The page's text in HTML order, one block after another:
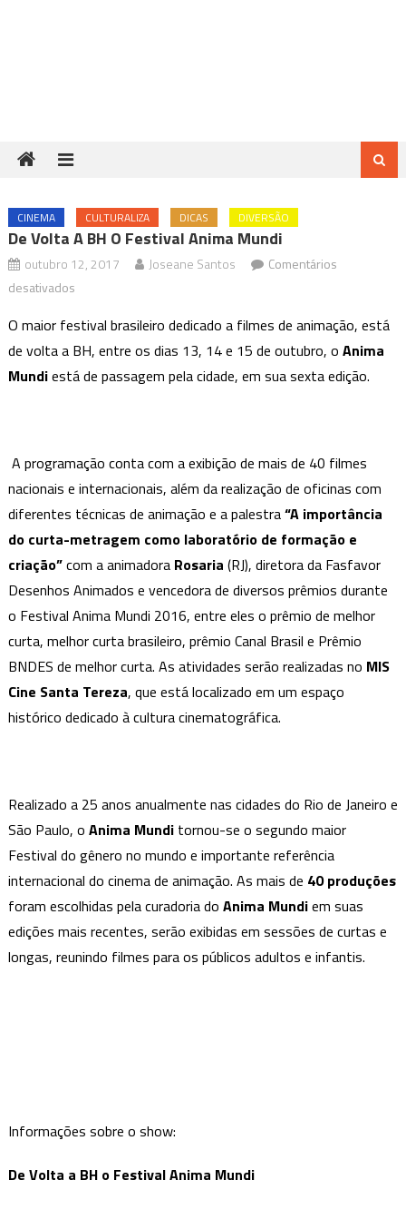
CINEMA CULTURALIZA DICAS DIVERSÃO
De Volta A BH O Festival Anima Mundi
outubro 12, 2017 Joseane Santos
Comentários
desativadosem
Volta
a
BH
Mundi
O maior festival brasileiro dedicado a filmes de animação, está
de volta a BH, entre os dias 13, 14 e 15 de outubro, o Anima
Mundiestá de passagem pela cidade, em sua sexta edição.
A programação conta com a exibição de mais de 40 filmes
nacionais e internacionais, além da realização de oficinas com
diferentes técnicas de animação e a palestra“A importância
do curta-metragem como laboratório de formação e
criação”com a animadora Rosaria (RJ), diretora da Fasfavor
Desenhos Animados e vencedora de diversos prêmios durante
o Festival Anima Mundi 2016, entre eles o prêmio de melhor
curta, melhor curta brasileiro, prêmio Canal Brasil e Prêmio
BNDES de melhor curta. As atividades serão realizadas no MIS
Cine Santa Tereza, que está localizado em um espaço
histórico dedicado à cultura cinematográfica.
Realizado a 25 anos anualmente nas cidades do Rio de Janeiro e
São Paulo, o Anima Munditornou-se o segundo maior
Festival do gênero no mundo e importante referência
internacional do cinema de animação. As mais de 40 produções
foram escolhidas pela curadoria do Anima Mundiem suas
edições mais recentes, serão exibidas em sessões de curtas e
longas, reunindo filmes para os públicos adultos e infantis.
Informações sobre o show:
De Volta a BH o Festival Anima Mundi